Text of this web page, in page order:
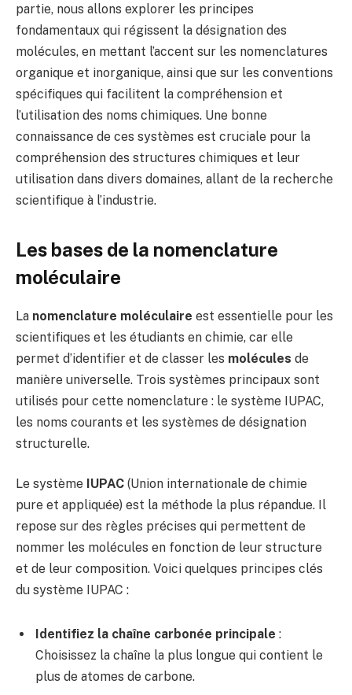
partie, nous allons explorer les principes
fondamentaux qui régissent la désignation des
molécules, en mettant l’accent sur les nomenclatures
organique et inorganique, ainsi que sur les conventions
spécifiques qui facilitent la compréhension et
l’utilisation des noms chimiques. Une bonne
connaissance de ces systèmes est cruciale pour la
compréhension des structures chimiques et leur
utilisation dans divers domaines, allant de la recherche
scientifique à l’industrie.
Les bases de la nomenclature
moléculaire
La nomenclature moléculaire est essentielle pour les
scientifiques et les étudiants en chimie, car elle
permet d’identifier et de classer les molécules de
manière universelle. Trois systèmes principaux sont
utilisés pour cette nomenclature : le système IUPAC,
les noms courants et les systèmes de désignation
structurelle.
Le système IUPAC (Union internationale de chimie
pure et appliquée) est la méthode la plus répandue. Il
repose sur des règles précises qui permettent de
nommer les molécules en fonction de leur structure
et de leur composition. Voici quelques principes clés
du système IUPAC :
Identifiez la chaîne carbonée principale :
Choisissez la chaîne la plus longue qui contient le
plus de atomes de carbone.